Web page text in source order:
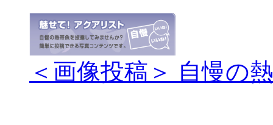
＜画像投稿＞ 自慢の